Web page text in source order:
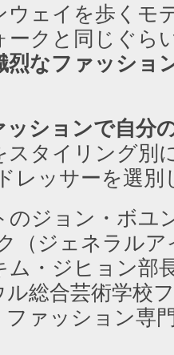
ウェイを歩くモ
ークと同じぐら
烈なファッショ
ッションで自分
スタイリング別
レッサーを選
のジョン・ボユ
（ジェネラルア
ム・ジヒョン部
ル総合芸術学校
ファッション専